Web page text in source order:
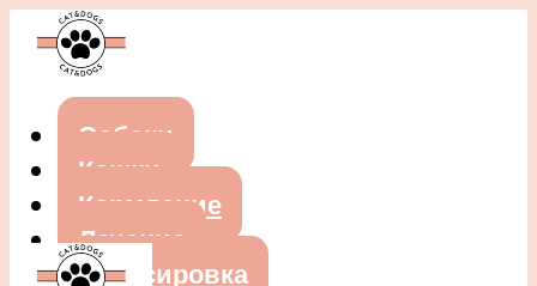
Собаки
Кошки
Кормление
Лечение
Дрессировка